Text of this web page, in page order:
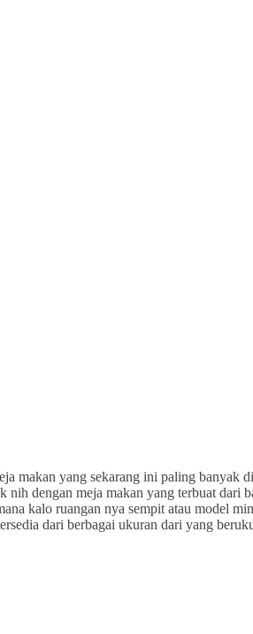
makan yang sekarang ini paling banyak
dengan meja makan yang terbuat dari
kalo ruangan nya sempit atau model
dari berbagai ukuran dari yang